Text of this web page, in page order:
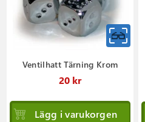
Ventilhatt Tärning Krom
20 kr
Lägg i varukorgen